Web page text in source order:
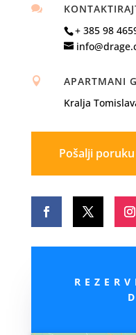

+ 385 98

APARTMANI
Kralja
Pošalji poruku